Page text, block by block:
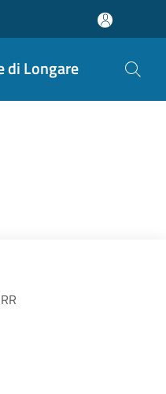
di Longare